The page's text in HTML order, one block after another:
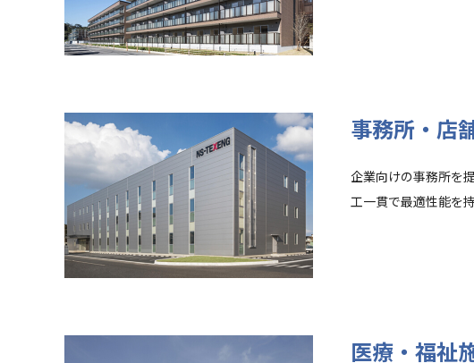
事務所・店
企業向けの事務所を
工一貫で最適性能を
医療・福祉